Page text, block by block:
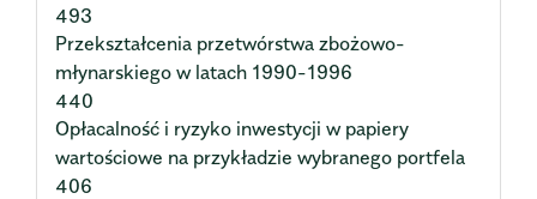
493
Przekształcenia przetwórstwa zbożowo-
młynarskiego w latach 1990-1996
440
Opłacalność i ryzyko inwestycji w papiery
wartościowe na przykładzie wybranego portfela
406